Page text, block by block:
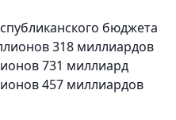
бюджета
318 миллиардов
731 миллиард
457 миллиардов